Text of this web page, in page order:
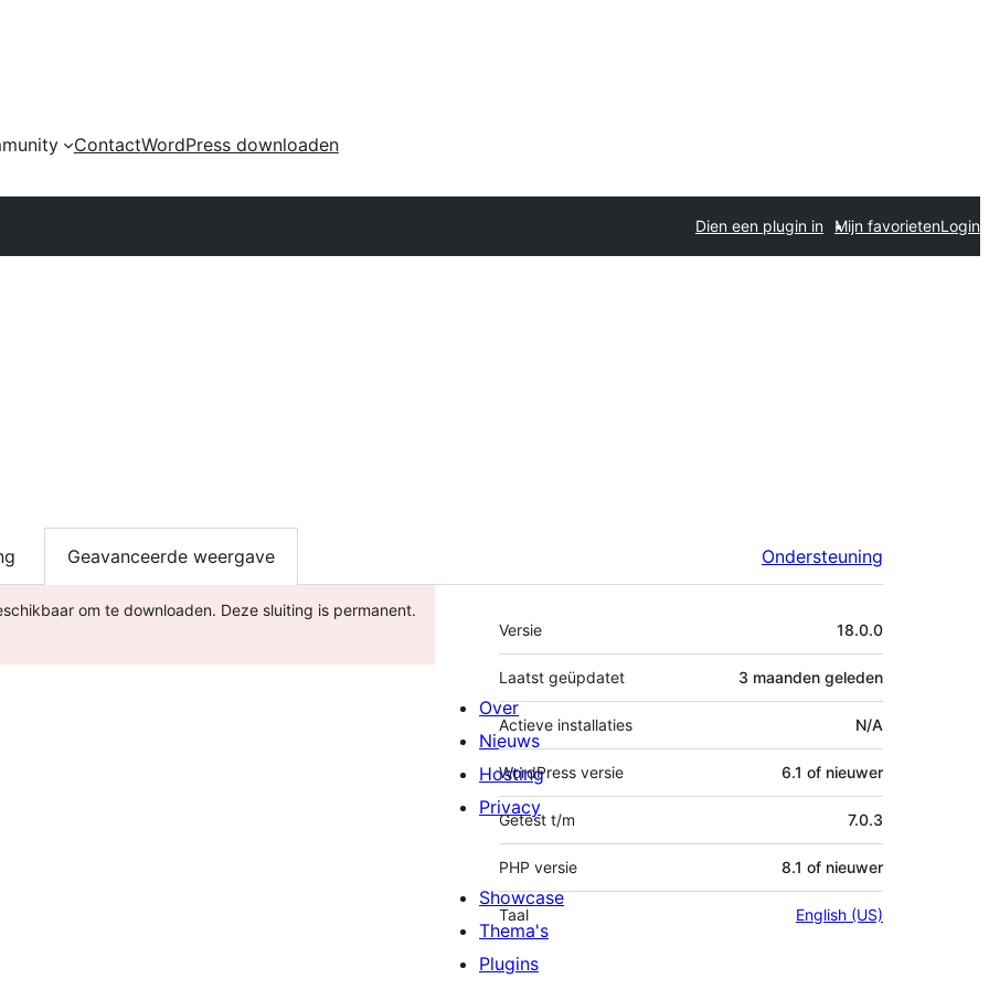
ContactWordPress downloaden
Dien een plugin in Mijn favorietenLogin
Geavanceerde weergave Ondersteuning
om te downloaden. Deze sluiting is permanent.
Meta
Versie 18.0.0
Laatst geüpdatet 3 maanden geleden
Actieve installaties N/A
WordPress versie 6.1 of nieuwer
Getest t/m 7.0.3
PHP versie 8.1 of nieuwer
Taal English (US)
Over
Nieuws
Hosting
Privacy
Showcase
Thema's
Plugins